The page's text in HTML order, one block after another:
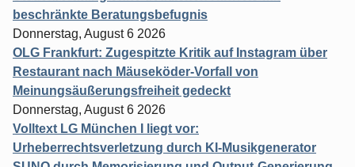
beschränkte Beratungsbefugnis
Donnerstag, August 6 2026
OLG Frankfurt: Zugespitzte Kritik auf Instagram über
Restaurant nach Mäuseköder-Vorfall von
Meinungsäußerungsfreiheit gedeckt
Donnerstag, August 6 2026
Volltext LG München I liegt vor:
Urheberrechtsverletzung durch KI-Musikgenerator